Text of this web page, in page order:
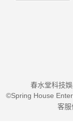
春水堂科技
©Spring House
客